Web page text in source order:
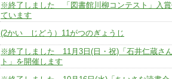
※終了しました 「図書館川柳コンテスト」入賞
ています
(2かい じどう）11がつのぎょうじ
※終了しました 11月3日(日・祝)「石井仁蔵さ
ト」を開催します